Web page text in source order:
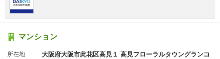
マンション
所在地
大阪府大阪市此花区高見１ 高見フローラルタウングランコ